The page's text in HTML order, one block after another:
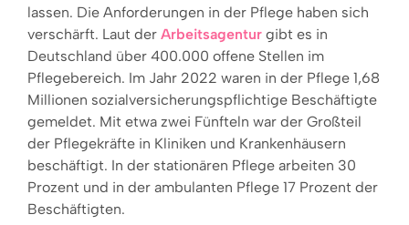
lassen. Die Anforderungen in der Pflege haben sich
verschärft. Laut der Arbeitsagentur gibt es in
Deutschland über 400.000 offene Stellen im
Pflegebereich. Im Jahr 2022 waren in der Pflege 1,68
Millionen sozialversicherungspflichtige Beschäftigte
gemeldet. Mit etwa zwei Fünfteln war der Großteil
der Pflegekräfte in Kliniken und Krankenhäusern
beschäftigt. In der stationären Pflege arbeiten 30
Prozent und in der ambulanten Pflege 17 Prozent der
Beschäftigten.